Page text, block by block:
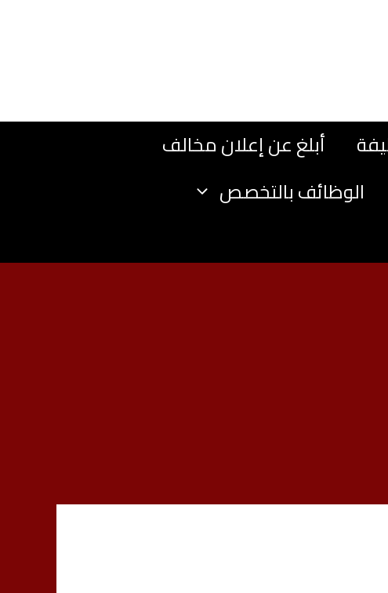
أبلغ عن إعلان مخالف
الوظائف بالتخصص